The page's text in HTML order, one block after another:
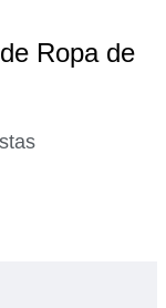
Ropa de